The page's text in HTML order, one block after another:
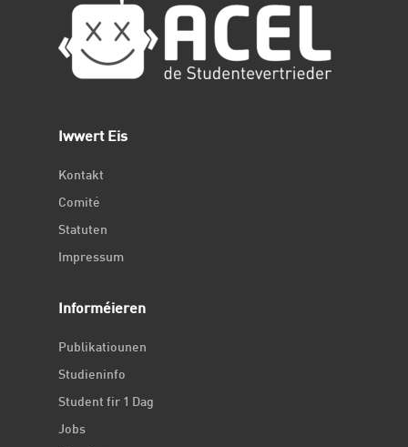
Iwwert Eis
Kontakt
Comité
Statuten
Impressum
Informéieren
Publikatiounen
Studieninfo
Student fir 1 Dag
Jobs